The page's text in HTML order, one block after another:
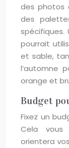
des photos
des
spécifiques.
pourrait
et sable,
l’automne
orange et
Budget
Fixez un
Cela vous
orientera